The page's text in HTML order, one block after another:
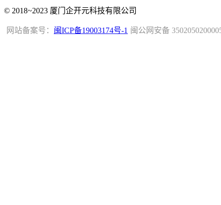
© 2018~2023 厦门企开元科技有限公司
闽公网安备
网站备案号： 闽ICP备19003174号-1